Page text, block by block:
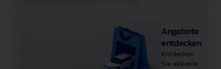
Angebote
entdecken
Entdecken
Sie aktuelle